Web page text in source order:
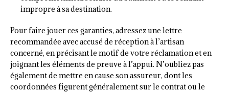
impropre à sa destination.
Pour faire jouer ces garanties, adressez une lettre
recommandée avec accusé de réception à l’artisan
concerné, en précisant le motif de votre réclamation et en
joignant les éléments de preuve à l’appui. N’oubliez pas
également de mettre en cause son assureur, dont les
coordonnées figurent généralement sur le contrat ou le